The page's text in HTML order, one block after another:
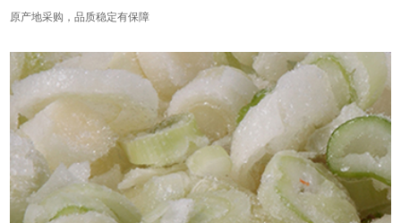
原产地采购，品质稳定有保障